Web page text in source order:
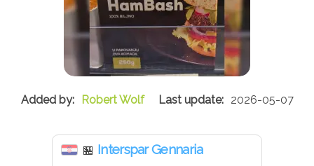
Robert Wolf 2026-05-07
🏪 Interspar Gennaria